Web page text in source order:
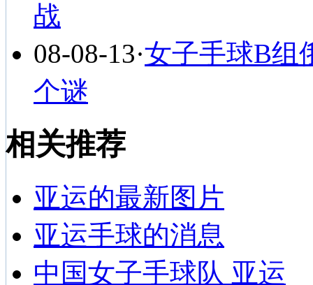
战
08-08-13·女子手球B组
个谜
相关推荐
亚运的最新图片
亚运手球的消息
中国女子手球队 亚运